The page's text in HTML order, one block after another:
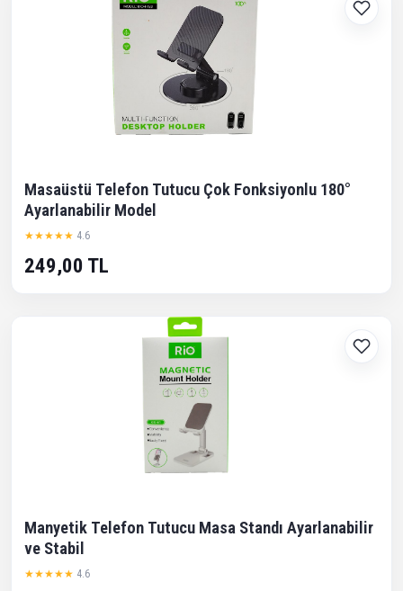
Masaüstü Telefon Tutucu Çok Fonksiyonlu 180°
Ayarlanabilir Model
★★★★★ 4.6
249,00 TL
Manyetik Telefon Tutucu Masa Standı Ayarlanabilir
ve Stabil
★★★★★ 4.6